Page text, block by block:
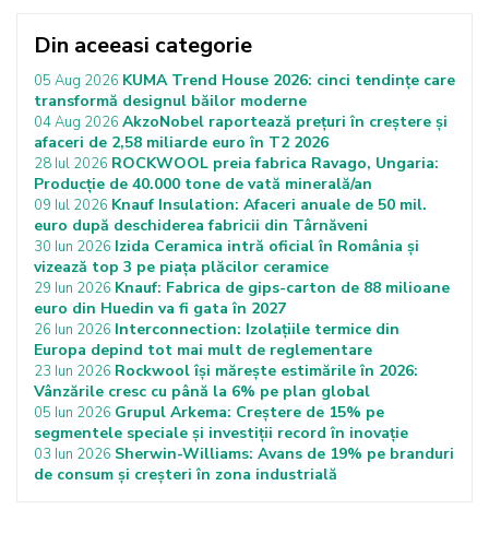
Din aceeasi categorie
05 Aug 2026 KUMA Trend House 2026: cinci tendințe care
transformă designul băilor moderne
04 Aug 2026 AkzoNobel raportează prețuri în creștere și
afaceri de 2,58 miliarde euro în T2 2026
28 Iul 2026 ROCKWOOL preia fabrica Ravago, Ungaria:
Producție de 40.000 tone de vată minerală/an
09 Iul 2026 Knauf Insulation: Afaceri anuale de 50 mil.
euro după deschiderea fabricii din Târnăveni
30 Iun 2026 Izida Ceramica intră oficial în România și
vizează top 3 pe piața plăcilor ceramice
29 Iun 2026 Knauf: Fabrica de gips-carton de 88 milioane
euro din Huedin va fi gata în 2027
26 Iun 2026 Interconnection: Izolațiile termice din
Europa depind tot mai mult de reglementare
23 Iun 2026 Rockwool își mărește estimările în 2026:
Vânzările cresc cu până la 6% pe plan global
05 Iun 2026 Grupul Arkema: Creștere de 15% pe
segmentele speciale și investiții record în inovație
03 Iun 2026 Sherwin-Williams: Avans de 19% pe branduri
de consum și creșteri în zona industrială